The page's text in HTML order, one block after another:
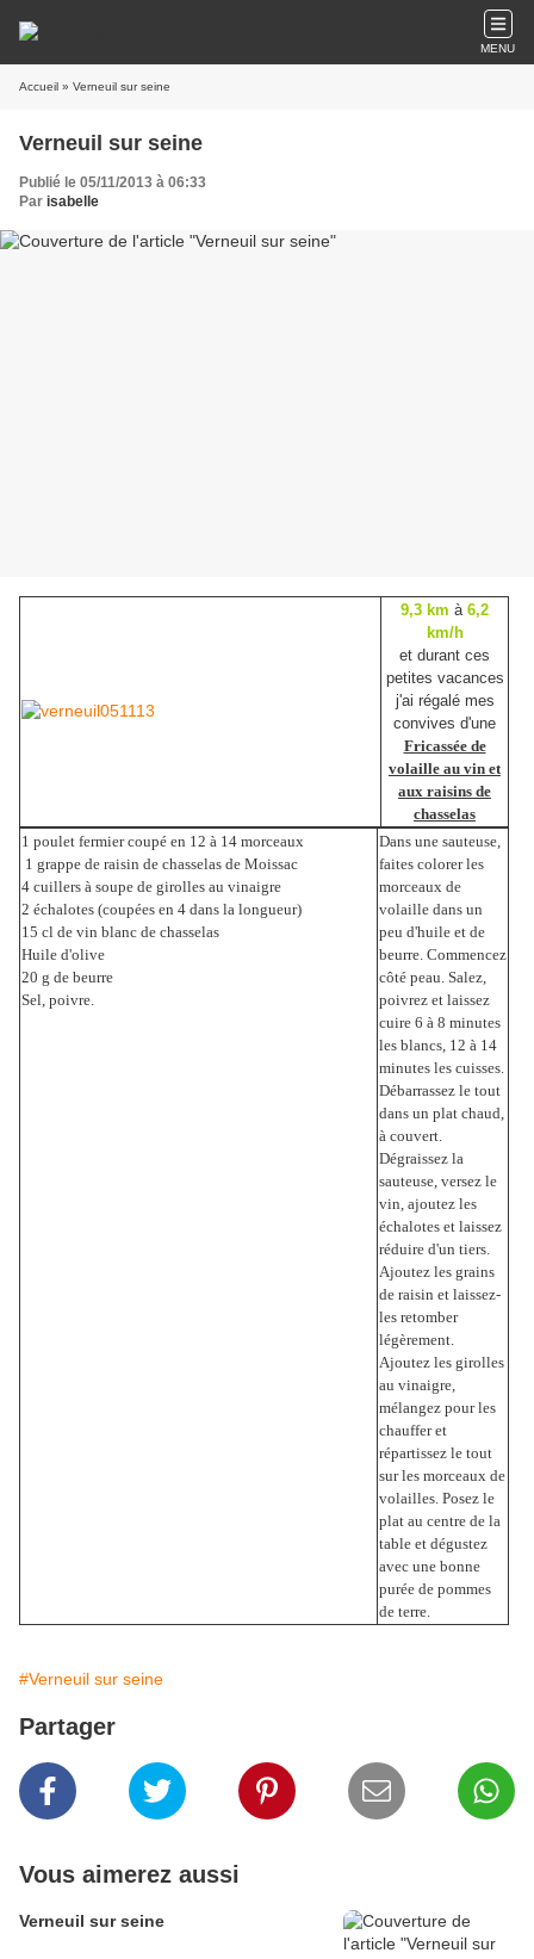
MENU
Accueil » Verneuil sur seine
Verneuil sur seine
Publié le 05/11/2013 à 06:33
Par isabelle
9,3 km à 6,2
km/h
et durant ces
petites vacances
j'ai régalé mes
convives d'une
Fricassée de
volaille au vin et
aux raisins de
chasselas
1 poulet fermier coupé en 12 à 14 morceaux
1 grappe de raisin de chasselas de Moissac
4 cuillers à soupe de girolles au vinaigre
2 échalotes (coupées en 4 dans la longueur)
15 cl de vin blanc de chasselas
Huile d'olive
20 g de beurre
Sel, poivre.
Dans une sauteuse,
faites colorer les
morceaux de
volaille dans un
peu d'huile et de
beurre. Commencez
côté peau. Salez,
poivrez et laissez
cuire 6 à 8 minutes
les blancs, 12 à 14
minutes les cuisses.
Débarrassez le tout
dans un plat chaud,
à couvert.
Dégraissez la
sauteuse, versez le
vin, ajoutez les
échalotes et laissez
réduire d'un tiers.
Ajoutez les grains
de raisin et laissez-
les retomber
légèrement.
Ajoutez les girolles
au vinaigre,
mélangez pour les
chauffer et
répartissez le tout
sur les morceaux de
volailles. Posez le
plat au centre de la
table et dégustez
avec une bonne
purée de pommes
de terre.
#Verneuil sur seine
Partager
Vous aimerez aussi
Verneuil sur seine